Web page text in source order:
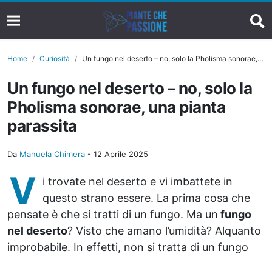
Home Curiosità Un fungo nel deserto – no, solo la Pholisma sonorae, una pianta parassita
Un fungo nel deserto – no, solo la
Pholisma sonorae, una pianta
parassita
Da Manuela Chimera - 12 Aprile 2025
V i trovate nel deserto e vi imbattete in
questo strano essere. La prima cosa che
pensate è che si tratti di un fungo. Ma un fungo
nel deserto? Visto che amano l’umidità? Alquanto
improbabile. In effetti, non si tratta di un fungo